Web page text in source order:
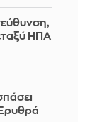
ΗΠΑ